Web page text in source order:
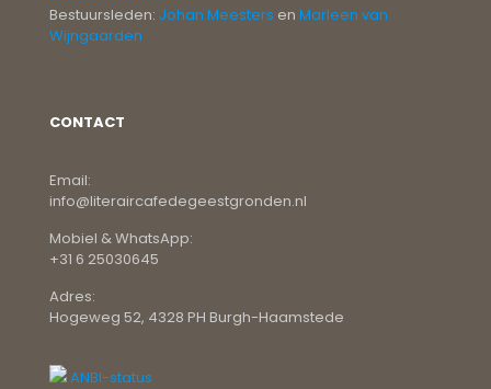
Bestuursleden: Johan Meesters en Marleen van
Wijngaarden
CONTACT
Email:
info@literaircafedegeestgronden.nl
Mobiel & WhatsApp:
+31 6 25030645
Adres:
Hogeweg 52, 4328 PH Burgh-Haamstede
ANBI-status